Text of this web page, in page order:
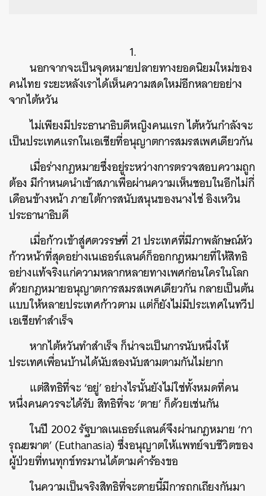
1.
นอกจากจะเป็นจุดหมายปลายทางยอดนิยมใหม่ของ
คนไทย ระยะหลังเราได้เห็นความสดใหม่อีกหลายอย่าง
จากไต้หวัน
ไม่เพียงมีประธานาธิบดีหญิงคนแรก ไต้หวันกำลังจะ
เป็นประเทศแรกในเอเชียที่อนุญาตการสมรสเพศเดียวกัน
เมื่อร่างกฎหมายซึ่งอยู่ระหว่างการตรวจสอบความถูก
ต้อง มีกำหนดนำเข้าสภาเพื่อผ่านความเห็นชอบในอีกไม่กี่
เดือนข้างหน้า ภายใต้การสนับสนุนของนางไช่ อิงเหวิน
ประธานาธิบดี
เมื่อก้าวเข้าสู่ศตวรรษที่ 21 ประเทศที่มีภาพลักษณ์หัว
ก้าวหน้าที่สุดอย่างเนเธอร์แลนด์ก็ออกกฎหมายที่ให้สิทธิ
อย่างแท้จริงแก่ความหลากหลายทางเพศก่อนใครในโลก
ด้วยกฎหมายอนุญาตการสมรสเพศเดียวกัน กลายเป็นต้น
แบบให้หลายประเทศก้าวตาม แต่ก็ยังไม่มีประเทศในทวีป
เอเชียทำสำเร็จ
หากไต้หวันทำสำเร็จ ก็น่าจะเป็นการนับหนึ่งให้
ประเทศเพื่อนบ้านได้นับสองนับสามตามกันไม่ยาก
แต่สิทธิที่จะ ‘อยู่’ อย่างไรนั้นยังไม่ใช่ทั้งหมดที่คน
หนึ่งคนควรจะได้รับ สิทธิที่จะ ‘ตาย’ ก็ด้วยเช่นกัน
ในปี 2002 รัฐบาลเนเธอร์แลนด์จึงผ่านกฎหมาย ‘กา
รุณยฆาต’ (Euthanasia) ซึ่งอนุญาตให้แพทย์จบชีวิตของ
ผู้ป่วยที่ทนทุกข์ทรมานได้ตามคำร้องขอ
ในความเป็นจริงสิทธิที่จะตายนี้มีการถกเถียงกันมา